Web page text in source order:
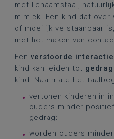
met lichaamstaal,
mimiek. Een kind dat
of moeilijk verstaanbaar
met het maken van
Een verstoorde interactie
kind kan leiden tot
kind. Naarmate het
vertonen kinderen in
ouders minder
gedrag;
worden ouders